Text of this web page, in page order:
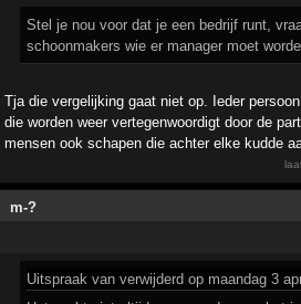
Stel je nou voor dat je een bedrijf runt,
schoonmakers wie er manager moet
Tja die vergelijking gaat niet op. Ieder
die worden weer vertegenwoordigt door de
mensen ook schapen die achter elke kudde
m-?
Uitspraak van verwijderd op maandag 3